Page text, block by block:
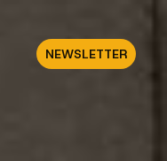
NEWSLETTER